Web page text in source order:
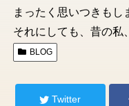
まったく思いつきもし
それにしても、昔の私
BLOG
Twitter